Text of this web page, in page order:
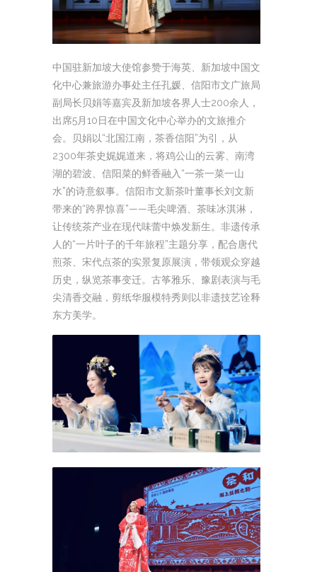
中国驻新加坡大使馆参赞于海英、新加坡中国文
化中心兼旅游办事处主任孔媛、信阳市文广旅局
副局长贝娟等嘉宾及新加坡各界人士200余人，
出席5月10日在中国文化中心举办的文旅推介
会。贝娟以“北国江南，茶香信阳”为引，从
2300年茶史娓娓道来，将鸡公山的云雾、南湾
湖的碧波、信阳菜的鲜香融入“一茶一菜一山
水”的诗意叙事。信阳市文新茶叶董事长刘文新
带来的“跨界惊喜”——毛尖啤酒、茶味冰淇淋，
让传统茶产业在现代味蕾中焕发新生。非遗传承
人的“一片叶子的千年旅程”主题分享，配合唐代
煎茶、宋代点茶的实景复原展演，带领观众穿越
历史，纵览茶事变迁。古筝雅乐、豫剧表演与毛
尖清香交融，剪纸华服模特秀则以非遗技艺诠释
东方美学。